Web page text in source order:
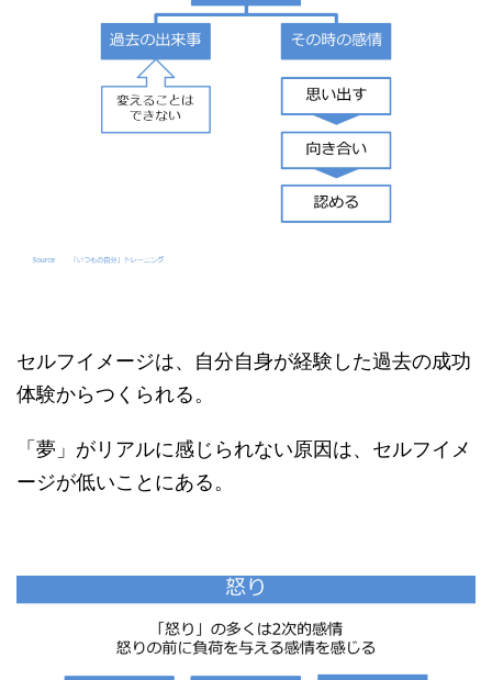
セルフイメージは、自分自身が経験した過去の成功
体験からつくられる。
「夢」がリアルに感じられない原因は、セルフイメ
ージが低いことにある。